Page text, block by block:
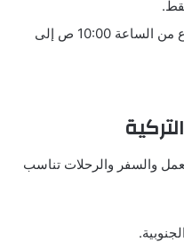
أوقات العمل: طوال أيام الأسبوع من الساعة 10:00 ص إلى
والسفر والرحلات تناسب